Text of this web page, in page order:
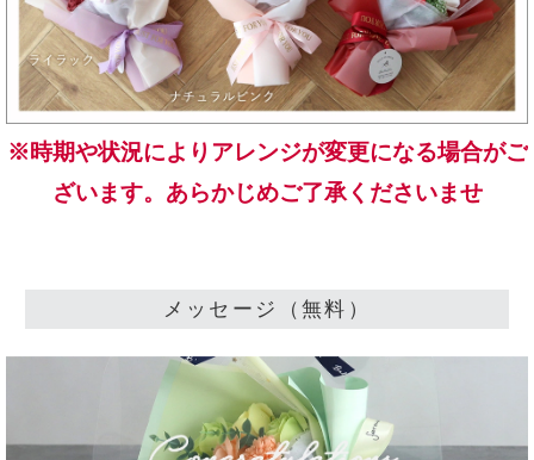
※時期や状況によりアレンジが変更になる場合がご
ざいます。 あらかじめご了承くださいませ
メッセージ（無料）